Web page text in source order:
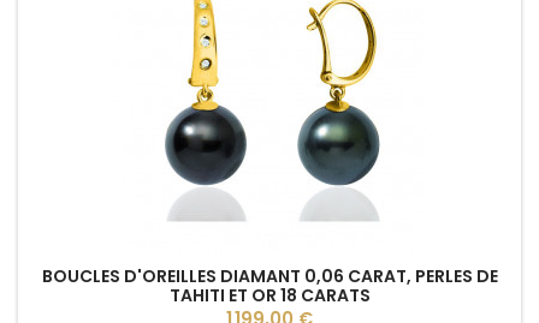
BOUCLES D'OREILLES DIAMANT 0,06 CARAT, PERLES DE
TAHITI ET OR 18 CARATS
Prix